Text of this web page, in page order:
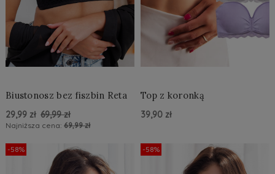
Biustonosz bez fiszbin Reta
29,99 zł 69,99 zł
Najniższa cena: 69,99 zł
Do Koszyka »
Top z koronką
39,90 zł
Do Koszyka »
-58% -58%